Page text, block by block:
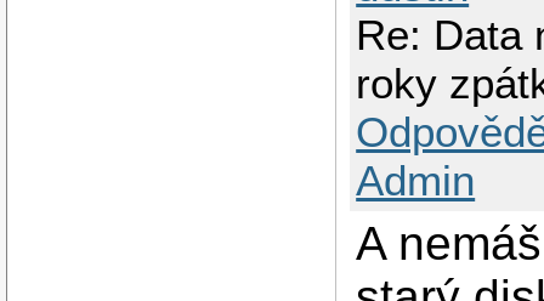
Re: Data
roky
Admin
A